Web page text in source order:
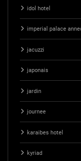
idol hotel
imperial palace
jacuzzi
japonais
jardin
journee
karaibes hotel
kyriad